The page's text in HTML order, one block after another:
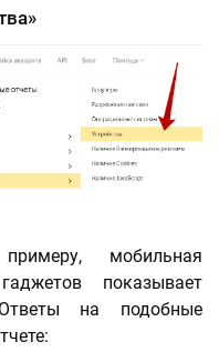
мобильная
показывает
на подобные